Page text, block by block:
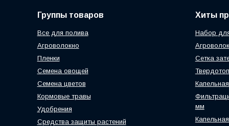
Группы товаров
Все для полива
Агроволокно
Пленки
Семена овощей
Семена цветов
Кормовые травы
Удобрения
Средства защиты растений
Хиты
Набор
Сетка
мм